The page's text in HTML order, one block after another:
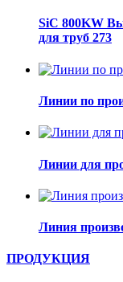
SiC 800KW
для труб 273
Линии по
Линии для
Линия
ПРОДУКЦИЯ